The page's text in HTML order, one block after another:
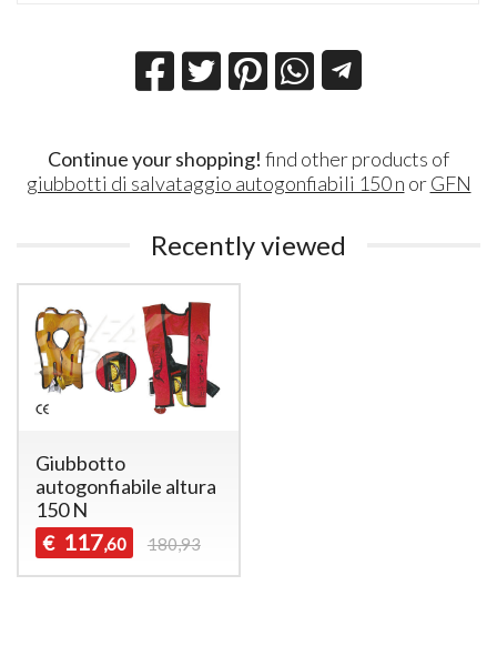
Continue your shopping! find other products of
giubbotti di salvataggio autogonfiabili 150 n orGFN
Recently viewed
Giubbotto
autogonfiabile altura
150 N
€ 117,60 180,93